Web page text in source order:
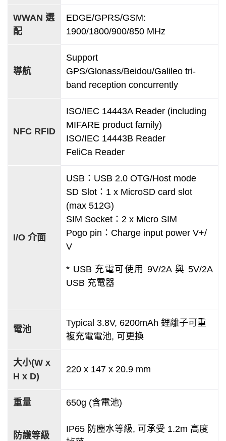
WWAN 選
配
EDGE/GPRS/GSM:
1900/1800/900/850 MHz
導航
Support
GPS/Glonass/Beidou/Galileo tri-
band reception concurrently
NFC RFID
ISO/IEC 14443A Reader (including
MIFARE product family)
ISO/IEC 14443B Reader
FeliCa Reader
I/O 介面
USB：USB 2.0 OTG/Host mode
SD Slot：1 x MicroSD card slot
(max 512G)
SIM Socket：2 x Micro SIM
Pogo pin：Charge input power V+/
V
* USB 充電可使用 9V/2A 與 5V/2A
USB 充電器
電池
Typical 3.8V, 6200mAh 鋰離子可重
複充電電池, 可更換
大小(W x
H x D)
220 x 147 x 20.9 mm
重量 650g (含電池)
防護等級
IP65 防塵水等級, 可承受 1.2m 高度